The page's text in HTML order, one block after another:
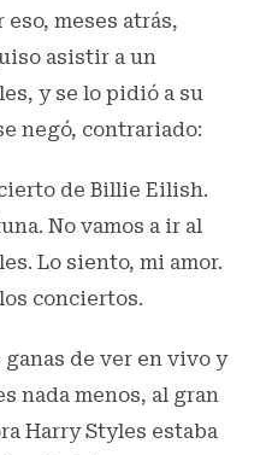
meses atrás,
asistir a un
y se lo pidió a su
negó, contrariado:
de Billie Eilish.
No vamos a ir al
Lo siento, mi amor.
conciertos.
de ver en vivo y
nada menos, al gran
Harry Styles estaba